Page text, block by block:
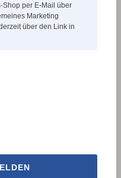
DDHCBN15032-B
Shop per E-Mail über
Marketing
über den Link in